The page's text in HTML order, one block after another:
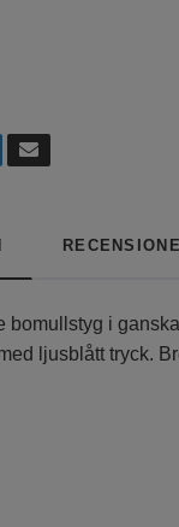
bomullstyg i
ljusblått tryck.